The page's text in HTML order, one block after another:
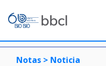
Notas > Noticia